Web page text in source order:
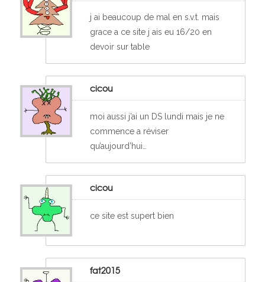
j ai beaucoup de mal en s.v.t. mais
grace a ce site j ais eu 16/20 en
devoir sur table
cicou
moi aussi j’ai un DS lundi mais je ne
commence a réviser
qu’aujourd’hui…
cicou
ce site est supert bien
fat2015